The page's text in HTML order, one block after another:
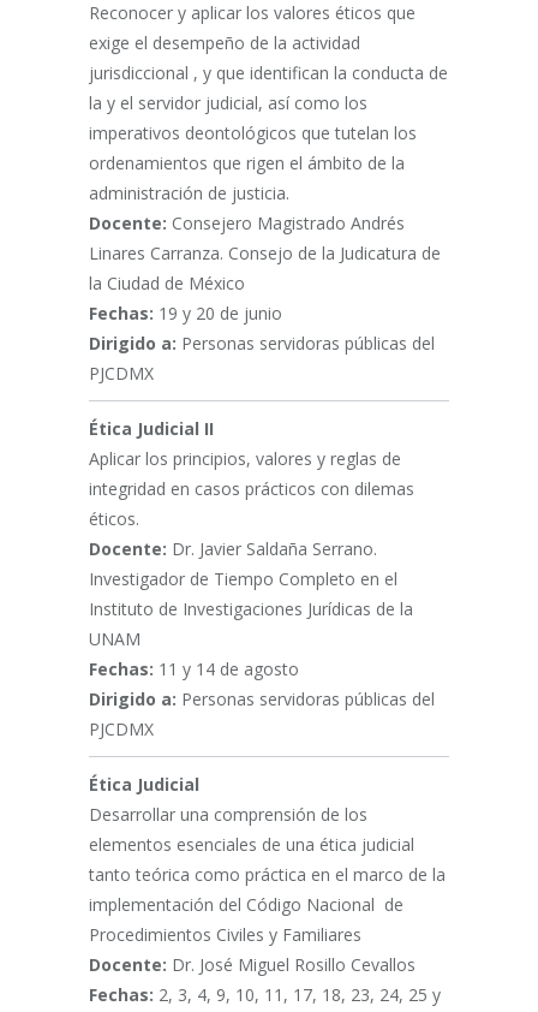
Reconocer y aplicar los valores éticos que
exige el desempeño de la actividad
jurisdiccional , y que identifican la conducta de
la y el servidor judicial, así como los
imperativos deontológicos que tutelan los
ordenamientos que rigen el ámbito de la
administración de justicia.
Docente: Consejero Magistrado Andrés
Linares Carranza. Consejo de la Judicatura de
la Ciudad de México
Fechas: 19 y 20 de junio
Dirigido a: Personas servidoras públicas del
PJCDMX
Ética Judicial II
Aplicar los principios, valores y reglas de
integridad en casos prácticos con dilemas
éticos.
Docente: Dr. Javier Saldaña Serrano.
Investigador de Tiempo Completo en el
Instituto de Investigaciones Jurídicas de la
UNAM
Fechas: 11 y 14 de agosto
Dirigido a: Personas servidoras públicas del
PJCDMX
Ética Judicial
Desarrollar una comprensión de los
elementos esenciales de una ética judicial
tanto teórica como práctica en el marco de la
implementación del Código Nacional de
Procedimientos Civiles y Familiares
Docente: Dr. José Miguel Rosillo Cevallos
Fechas: 2, 3, 4, 9, 10, 11, 17, 18, 23, 24, 25 y